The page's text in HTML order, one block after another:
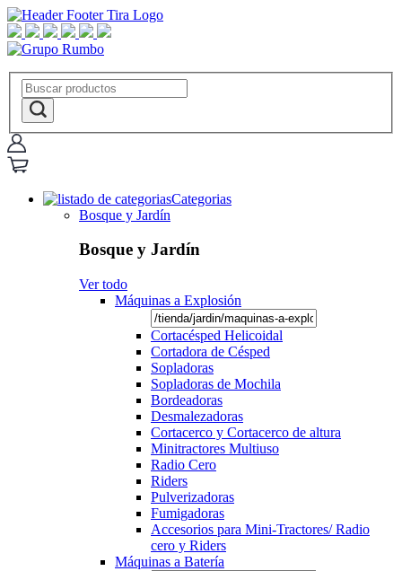
Categorias
Bosque y Jardín
Bosque y Jardín
Ver todo
Máquinas a Explosión
Cortacésped Helicoidal
Cortadora de Césped
Sopladoras
Sopladoras de Mochila
Bordeadoras
Desmalezadoras
Cortacerco y Cortacerco de altura
Minitractores Multiuso
Radio Cero
Riders
Pulverizadoras
Fumigadoras
Accesorios para Mini-Tractores/ Radio
cero y Riders
Máquinas a Batería